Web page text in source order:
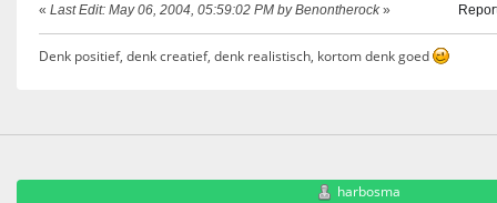
« Last Edit: May 06, 2004, 05:59:02 PM by Benontherock »
Denk positief, denk creatief, denk realistisch, kortom denk goed
harbosma